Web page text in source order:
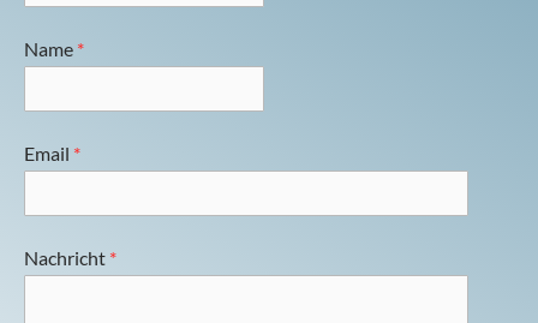
Name *
Email *
Nachricht *
YOGA UNTER SEGELN